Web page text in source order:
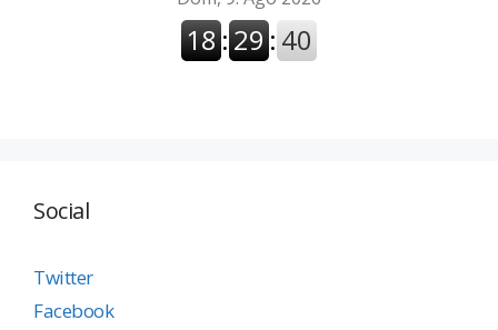
Social
Twitter
Facebook